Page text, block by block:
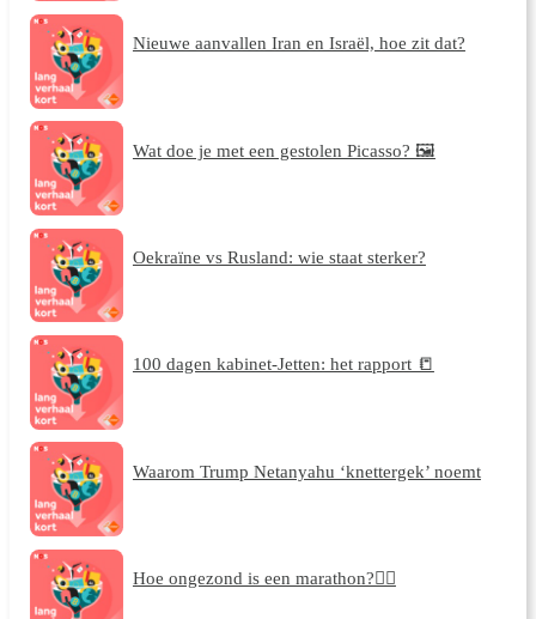
Nieuwe aanvallen Iran en Israël, hoe zit dat?
Wat doe je met een gestolen Picasso? 🖼️
Oekraïne vs Rusland: wie staat sterker?
100 dagen kabinet-Jetten: het rapport 📒
Waarom Trump Netanyahu ‘knettergek’ noemt
Hoe ongezond is een marathon?🏃‍♀️